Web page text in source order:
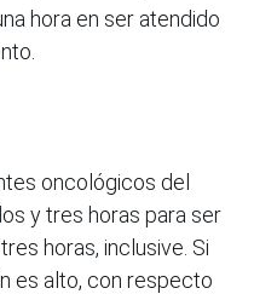
hora en ser atendido
oncológicos del
y tres horas para ser
horas, inclusive. Si
es alto, con respecto